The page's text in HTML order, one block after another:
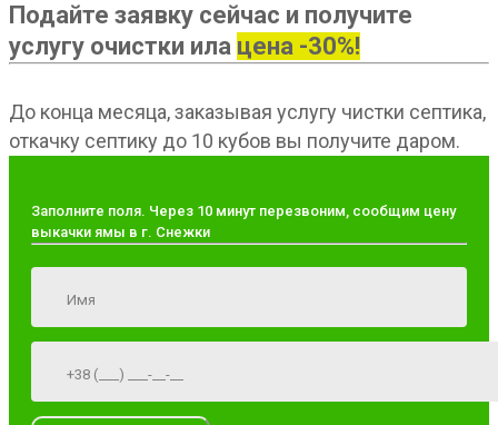
Подайте заявку сейчас и получите
услугу очистки ила цена -30%!
До конца месяца, заказывая услугу чистки септика,
откачку септику до 10 кубов вы получите даром.
Заполните поля. Через 10 минут перезвоним, сообщим цену
выкачки ямы в г. Снежки